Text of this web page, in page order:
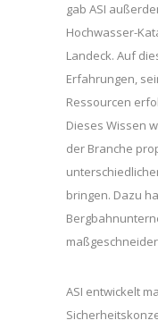
gab ASI
Hochwasser-
Landeck. Auf
Erfahrungen,
Ressourcen
Dieses Wissen
der Branche
bringen. Dazu
ASI entwickelt